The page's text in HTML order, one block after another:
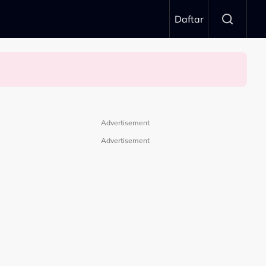
Daftar
Advertisement
Advertisement